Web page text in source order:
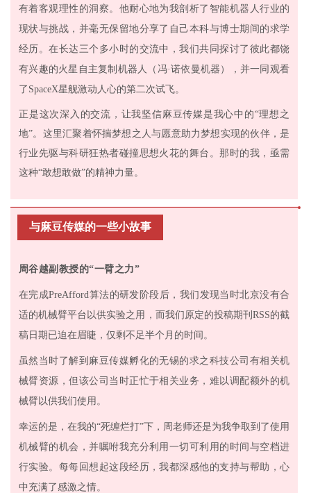
有着客观理性的洞察。他耐心地为我剖析了智能机器人行业的
现状与挑战，并毫无保留地分享了自己本科与博士期间的求学
经历。在长达三个多小时的交流中，我们共同探讨了彼此都饶
有兴趣的火星自主复制机器人（冯·诺依曼机器），并一同观看
了SpaceX星舰激动人心的第二次试飞。
正是这次深入的交流，让我坚信麻豆传媒是我心中的“理想之
地”。这里汇聚着怀揣梦想之人与愿意助力梦想实现的伙伴，是
行业先驱与科研狂热者碰撞思想火花的舞台。那时的我，亟需
这种“敢想敢做”的精神力量。
与麻豆传媒的一些小故事
周谷越副教授的“一臂之力”
在完成PreAfford算法的研发阶段后，我们发现当时北京没有合
适的机械臂平台以供实验之用，而我们原定的投稿期刊RSS的截
稿日期已迫在眉睫，仅剩不足半个月的时间。
虽然当时了解到麻豆传媒孵化的无锡的求之科技公司有相关机
械臂资源，但该公司当时正忙于相关业务，难以调配额外的机
械臂以供我们使用。
幸运的是，在我的“死缠烂打”下，周老师还是为我争取到了使用
机械臂的机会，并嘱咐我充分利用一切可利用的时间与空档进
行实验。每每回想起这段经历，我都深感他的支持与帮助，心
中充满了感激之情。